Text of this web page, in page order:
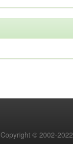
Copyright © 2002-2022